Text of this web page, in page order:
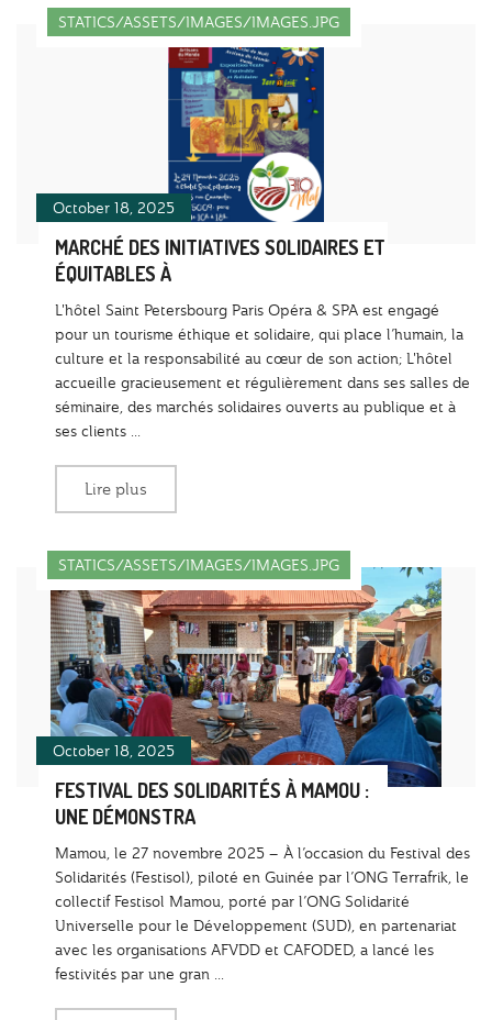
October 18, 2025
STATICS/ASSETS/IMAGES/IMAGES.JPG
MARCHÉ DES INITIATIVES SOLIDAIRES ET
ÉQUITABLES À
L'hôtel Saint Petersbourg Paris Opéra & SPA est engagé
pour un tourisme éthique et solidaire, qui place l’humain, la
culture et la responsabilité au cœur de son action; L'hôtel
accueille gracieusement et régulièrement dans ses salles de
séminaire, des marchés solidaires ouverts au publique et à
ses clients ...
Lire plus
October 18, 2025
STATICS/ASSETS/IMAGES/IMAGES.JPG
FESTIVAL DES SOLIDARITÉS À MAMOU :
UNE DÉMONSTRA
Mamou, le 27 novembre 2025 – À l’occasion du Festival des
Solidarités (Festisol), piloté en Guinée par l’ONG Terrafrik, le
collectif Festisol Mamou, porté par l’ONG Solidarité
Universelle pour le Développement (SUD), en partenariat
avec les organisations AFVDD et CAFODED, a lancé les
festivités par une gran ...